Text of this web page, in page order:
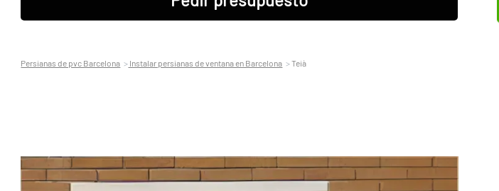
Persianas de pvc Barcelona Instalar persianas de ventana en Barcelona Teià